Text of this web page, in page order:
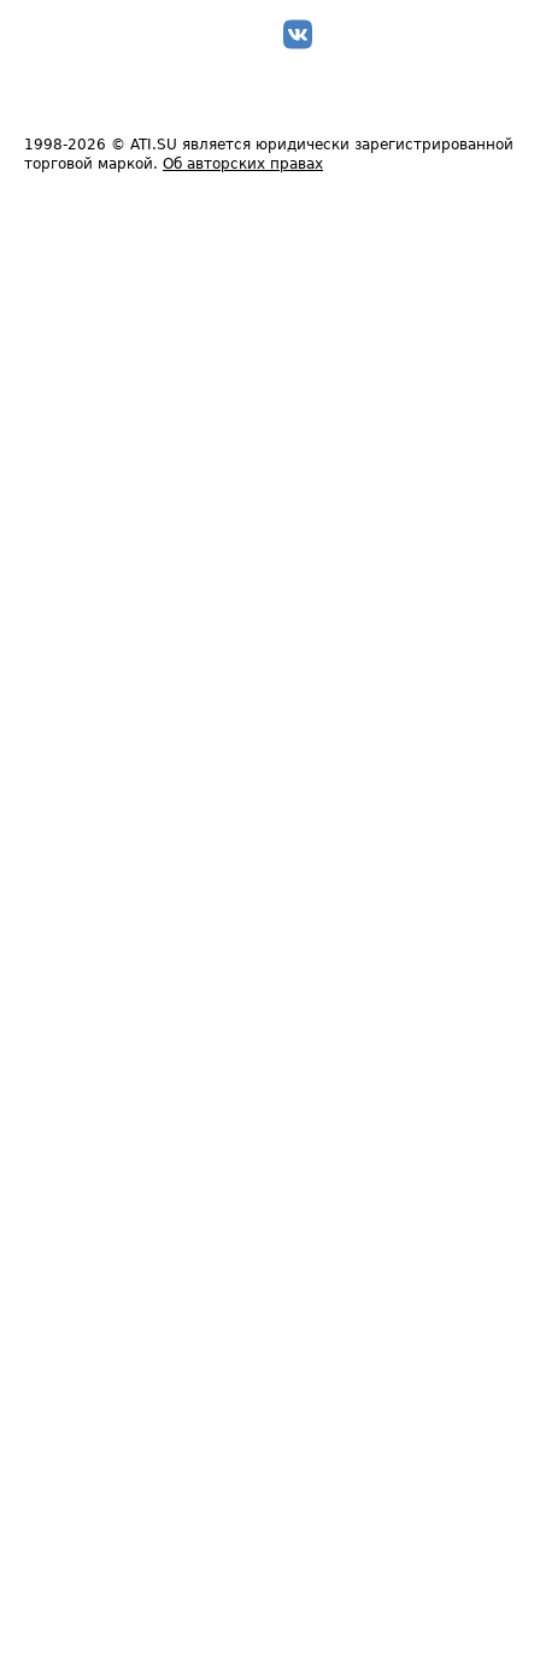
1998-2026 © ATI.SU является юридически зарегистрированной
торговой маркой. Об авторских правах